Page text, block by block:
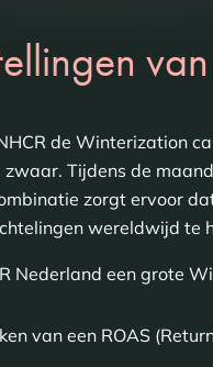
de Winterization
Tijdens de
zorgt ervoor
wereldwijd te
Nederland een grote
van een ROAS